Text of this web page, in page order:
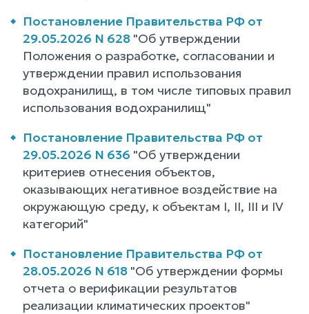
Постановление Правительства РФ от
29.05.2026 N 628 "Об утверждении
Положения о разработке, согласовании и
утверждении правил использования
водохранилищ, в том числе типовых правил
использования водохранилищ"
Постановление Правительства РФ от
29.05.2026 N 636 "Об утверждении
критериев отнесения объектов,
оказывающих негативное воздействие на
окружающую среду, к объектам I, II, III и IV
категорий"
Постановление Правительства РФ от
28.05.2026 N 618 "Об утверждении формы
отчета о верификации результатов
реализации климатических проектов"